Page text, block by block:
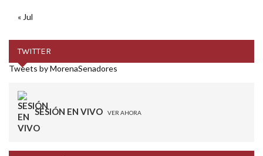
« Jul
TWITTER
Tweets by MorenaSenadores
SESIÓN EN VIVO VER AHORA